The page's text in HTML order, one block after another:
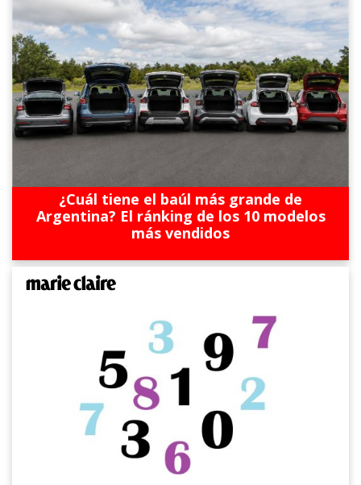
¿Cuál tiene el baúl más grande de
Argentina? El ránking de los 10 modelos
más vendidos